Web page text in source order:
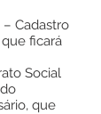
– Cadastro
ficará
Social
que